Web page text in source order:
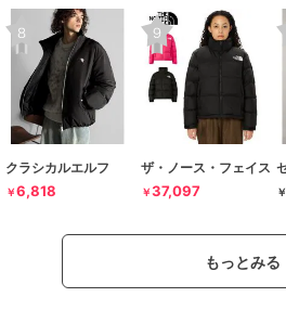
クラシカルエルフ
￥6,818
ザ・ノース・フェイス
￥37,097 ￥
もっとみる